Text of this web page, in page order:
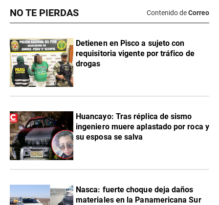
NO TE PIERDAS Contenido deCorreo
Detienen en Pisco a sujeto con
requisitoria vigente por tráfico de
drogas
Huancayo: Tras réplica de sismo
ingeniero muere aplastado por roca y
su esposa se salva
Nasca: fuerte choque deja daños
materiales en la Panamericana Sur